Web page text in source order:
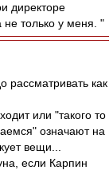
директоре
не только у меня. "
рассматривать как
или "такого то
означают на
вещи...
если Карпин